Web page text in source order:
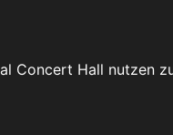
Concert Hall nutzen